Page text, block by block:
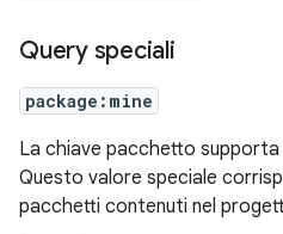
Query speciali
package:mine
La chiave pacchetto supporta
Questo valore speciale
pacchetti contenuti nel